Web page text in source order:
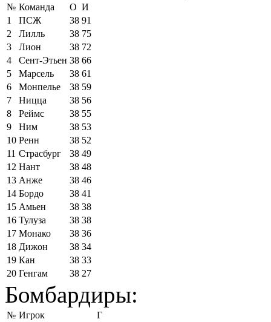
№ Команда О И
1
ПСЖ 38 91
2
Лилль 38 75
3
Лион 38 72
4
Сент-Этьен 38 66
5
Марсель 38 61
6
Монпелье 38 59
7
Ницца 38 56
8
Реймс 38 55
9
Ним 38 53
10 Ренн 38 52
11 Страсбург 38 49
12 Нант 38 48
13 Анже 38 46
14 Бордо 38 41
15 Амьен 38 38
16 Тулуза 38 38
17 Монако 38 36
18 Дижон 38 34
19 Кан 38 33
20 Генгам 38 27
Бомбардиры:
№ Игрок
Г